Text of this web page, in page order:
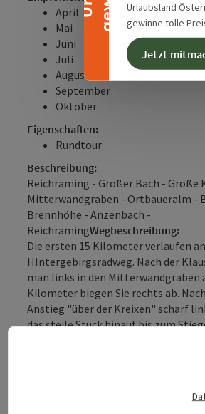
Urlaubsland
gewinne tolle
Jetzt
April
Mai
Juni
Juli
August
September
Oktober
Eigenschaften:
Rundtour
Beschreibung:
Reichraming - Großer Bach - Große
Mitterwandgraben - Ortbaueralm -
Brennhöhe - Anzenbach -
ReichramingWegbeschreibung:
Die ersten 15 Kilometer verlaufen
HIntergebirgsradweg. Nach der
man links in den Mitterwandgraben
Kilometer biegen Sie rechts ab.
Anstieg "über der Kreixen" scharf
das steile Stück hinauf bis zum
Brunnbach. Der Beschilderung
Beschreibung vollständig anzeigen